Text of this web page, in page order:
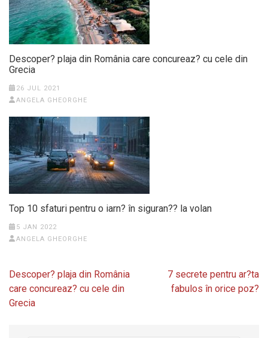
Descoper? plaja din România care concureaz? cu cele din
Grecia
26 JUL 2021
ANGELA GHEORGHE
Top 10 sfaturi pentru o iarn? în siguran?? la volan
5 JAN 2022
ANGELA GHEORGHE
Post
navigation
Descoper? plaja din România
care concureaz? cu cele din
Grecia
7 secrete pentru ar?ta
fabulos în orice poz?